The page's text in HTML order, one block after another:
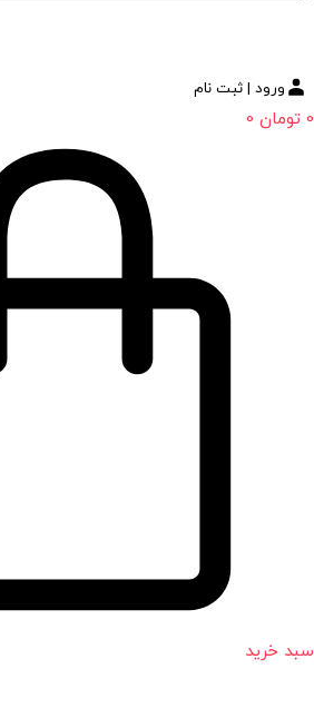
ورود | ثبت نام
0 تومان 0
سبد خرید